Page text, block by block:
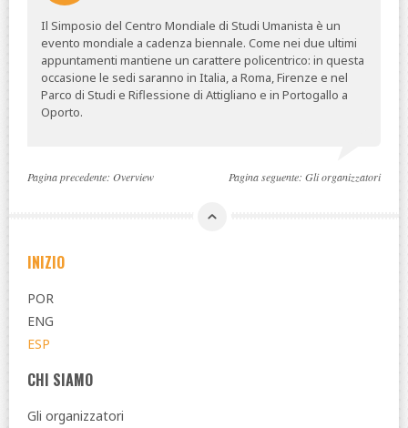
Il Simposio del Centro Mondiale di Studi Umanista è un
evento mondiale a cadenza biennale. Come nei due ultimi
appuntamenti mantiene un carattere policentrico: in questa
occasione le sedi saranno in Italia, a Roma, Firenze e nel
Parco di Studi e Riflessione di Attigliano e in Portogallo a
Oporto.
Pagina precedente: Overview Pagina seguente: Gli organizzatori
INIZIO
POR
ENG
ESP
CHI SIAMO
Gli organizzatori